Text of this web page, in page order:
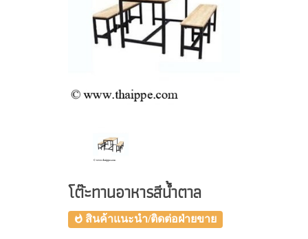
โต๊ะทานอาหารสีน้ำตาล
สินค้าแนะนำ/ติดต่อฝ่ายขาย